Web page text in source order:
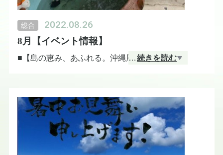
総合 2022.08.26
8月【イベント情報】
■【島の恵み、あふれる。沖縄展】
会期：8月11日（木）〜8月16日（火）
■【めんそ〜れ 沖縄フェア】
栃木県宇都宮市
会場：東武宇都宮百貨店・5Fイベントプラザ
…続きを読む